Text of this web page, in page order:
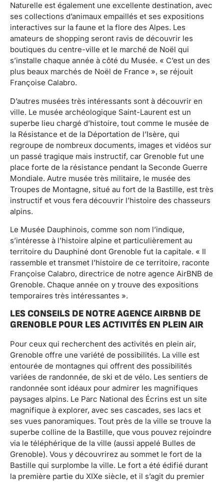
Naturelle est également une excellente destination, avec
ses collections d’animaux empaillés et ses expositions
interactives sur la faune et la flore des Alpes. Les
amateurs de shopping seront ravis de découvrir les
boutiques du centre-ville et le marché de Noël qui
s’installe chaque année à côté du Musée. « C’est un des
plus beaux marchés de Noël de France », se réjouit
Françoise Calabro.
D’autres musées très intéressants sont à découvrir en
ville. Le musée archéologique Saint-Laurent est un
superbe lieu chargé d’histoire, tout comme le musée de
la Résistance et de la Déportation de l’Isère, qui
regroupe de nombreux documents, images et vidéos sur
un passé tragique mais instructif, car Grenoble fut une
place forte de la résistance pendant la Seconde Guerre
Mondiale. Autre musée très militaire, le musée des
Troupes de Montagne, situé au fort de la Bastille, est très
instructif et vous fera découvrir l’histoire des chasseurs
alpins.
Le Musée Dauphinois, comme son nom l’indique,
s’intéresse à l’histoire alpine et particulièrement au
territoire du Dauphiné dont Grenoble fut la capitale. « Il
rassemble et transmet l’histoire de ce territoire, raconte
Françoise Calabro, directrice de notre agence AirBNB de
Grenoble. Chaque année on y trouve des expositions
temporaires très intéressantes ».
LES CONSEILS DE NOTRE AGENCE AIRBNB DE
GRENOBLE POUR LES ACTIVITÉS EN PLEIN AIR
Pour ceux qui recherchent des activités en plein air,
Grenoble offre une variété de possibilités. La ville est
entourée de montagnes qui offrent des possibilités
variées de randonnée, de ski et de vélo. Les sentiers de
randonnée sont idéaux pour admirer les magnifiques
paysages alpins. Le Parc National des Écrins est un site
magnifique à explorer, avec ses cascades, ses lacs et
ses vues panoramiques. Tout près de la ville se trouve la
superbe colline de la Bastille, que vous pouvez rejoindre
via le téléphérique de la ville (aussi appelé Bulles de
Grenoble). Vous y découvrirez au sommet le fort de la
Bastille qui surplombe la ville. Le fort a été édifié durant
la première partie du XIXe siècle, et il s’agit du premier